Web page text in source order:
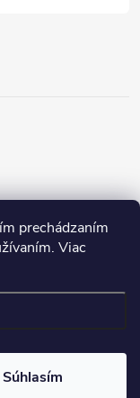
prechádzaním
Viac
Súhlasím
práva vyhradené.